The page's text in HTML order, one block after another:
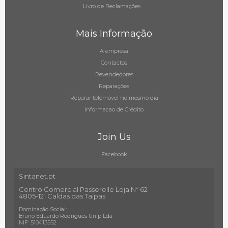
Livro de Reclamações
Mais Informação
A empresa
Contactos
Revendedores
Reparações
Reparar telemóvel no mesmo dia
Informacao de Crédito
Join Us
Facebook
Sintanet.pt
Centro Comercial Passerelle Loja Nº 62
4805-121 Caldas das Taipas
Dominação Social:
Bruno Eduardo Rodrigues Unip Lda
NIF: 510413552